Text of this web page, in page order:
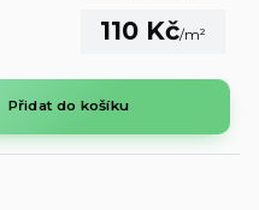
110 Kč/m²
Přidat do košíku